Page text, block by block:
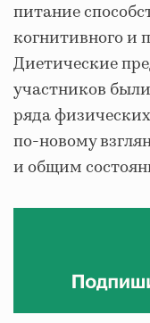
питание
когнитивного и
Диетические
участников
ряда
по-новому
и общим